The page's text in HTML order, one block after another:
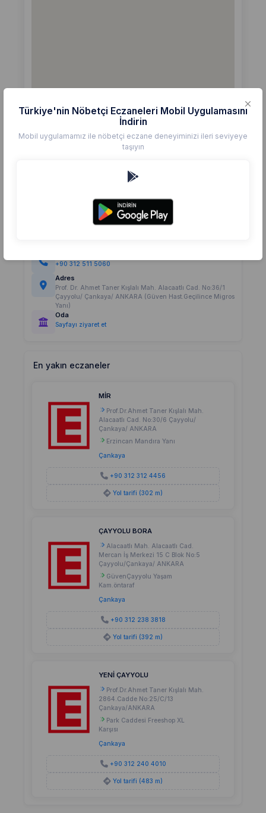
+90 312 511 5060
Adres
Prof. Dr. Ahmet Taner Kışlalı Mah. Alacaatlı Cad. No:36/1
Çayyolu/ Çankaya/ ANKARA (Güven Hast.Geçilince Migros
Yanı)
Oda
Sayfayı ziyaret et
En yakın eczaneler
MİR
Prof.Dr.Ahmet Taner Kışlalı Mah.
Alacaatlı Cad. No:30/6 Çayyolu/
Çankaya/ ANKARA
Erzincan Mandıra Yanı
Çankaya
+90 312 312 4456
Yol tarifi (302 m)
ÇAYYOLU BORA
Alacaatlı Mah. Alacaatlı Cad.
Mercan İş Merkezi 15 C Blok No:5
Çayyolu/Çankaya/ ANKARA
GüvenÇayyolu Yaşam
Kam.öntaraf
Çankaya
+90 312 238 3818
Yol tarifi (392 m)
YENİ ÇAYYOLU
Prof.Dr.Ahmet Taner Kışlalı Mah.
2864.Cadde No:25/C/13
Çankaya/ANKARA
Park Caddesi Freeshop XL
Karşısı
Çankaya
+90 312 240 4010
Yol tarifi (483 m)
Türkiye'nin Nöbetçi Eczaneleri Mobil Uygulamasını
İndirin
Mobil uygulamamız ile nöbetçi eczane deneyiminizi ileri seviyeye
taşıyın